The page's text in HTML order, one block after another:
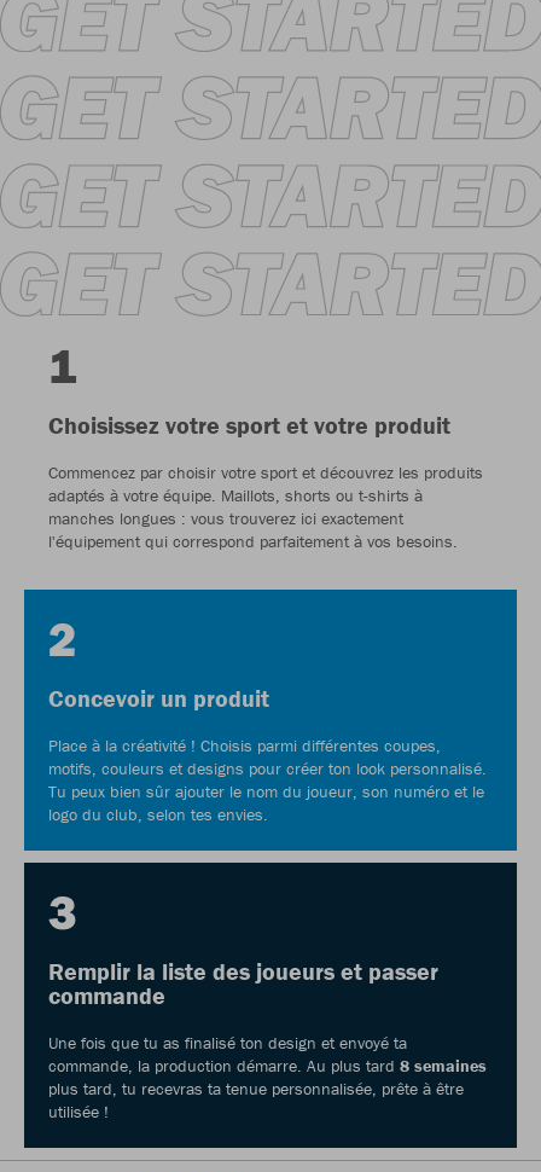
1
Choisissez votre sport et votre produit
Commencez par choisir votre sport et découvrez les produits
adaptés à votre équipe. Maillots, shorts ou t-shirts à
manches longues : vous trouverez ici exactement
l'équipement qui correspond parfaitement à vos besoins.
2
Concevoir un produit
Place à la créativité ! Choisis parmi différentes coupes,
motifs, couleurs et designs pour créer ton look personnalisé.
Tu peux bien sûr ajouter le nom du joueur, son numéro et le
logo du club, selon tes envies.
3
Remplir la liste des joueurs et passer
commande
Une fois que tu as finalisé ton design et envoyé ta
commande, la production démarre. Au plus tard 8 semaines
plus tard, tu recevras ta tenue personnalisée, prête à être
utilisée !